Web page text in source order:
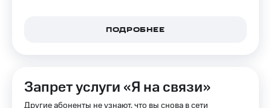
ПОДРОБНЕЕ
Запрет услуги «Я на связи»
Другие абоненты не узнают, что вы снова в сети